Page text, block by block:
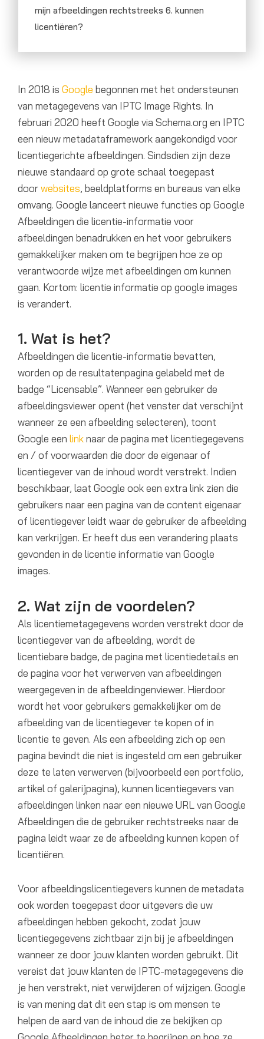
mijn afbeeldingen rechtstreeks 6. kunnen
licentiëren?
In 2018 is Google begonnen met het ondersteunen
van metagegevens van IPTC Image Rights. In
februari 2020 heeft Google via Schema.org en IPTC
een nieuw metadataframework aangekondigd voor
licentiegerichte afbeeldingen. Sindsdien zijn deze
nieuwe standaard op grote schaal toegepast
doorwebsites, beeldplatforms en bureaus van elke
omvang. Google lanceert nieuwe functies op Google
Afbeeldingen die licentie-informatie voor
afbeeldingen benadrukken en het voor gebruikers
gemakkelijker maken om te begrijpen hoe ze op
verantwoorde wijze met afbeeldingen om kunnen
gaan. Kortom: licentie informatie op google images
is verandert.
1. Wat is het?
Afbeeldingen die licentie-informatie bevatten,
worden op de resultatenpagina gelabeld met de
badge “Licensable”. Wanneer een gebruiker de
afbeeldingsviewer opent (het venster dat verschijnt
wanneer ze een afbeelding selecteren), toont
Google een linknaar de pagina met licentiegegevens
en / of voorwaarden die door de eigenaar of
licentiegever van de inhoud wordt verstrekt. Indien
beschikbaar, laat Google ook een extra link zien die
gebruikers naar een pagina van de content eigenaar
of licentiegever leidt waar de gebruiker de afbeelding
kan verkrijgen. Er heeft dus een verandering plaats
gevonden in de licentie informatie van Google
images.
2. Wat zijn de voordelen?
Als licentiemetagegevens worden verstrekt door de
licentiegever van de afbeelding, wordt de
licentiebare badge, de pagina met licentiedetails en
de pagina voor het verwerven van afbeeldingen
weergegeven in de afbeeldingenviewer. Hierdoor
wordt het voor gebruikers gemakkelijker om de
afbeelding van de licentiegever te kopen of in
licentie te geven. Als een afbeelding zich op een
pagina bevindt die niet is ingesteld om een ​​gebruiker
deze te laten verwerven (bijvoorbeeld een portfolio,
artikel of galerijpagina), kunnen licentiegevers van
afbeeldingen linken naar een nieuwe URL van Google
Afbeeldingen die de gebruiker rechtstreeks naar de
pagina leidt waar ze de afbeelding kunnen kopen of
licentiëren.
Voor afbeeldingslicentiegevers kunnen de metadata
ook worden toegepast door uitgevers die uw
afbeeldingen hebben gekocht, zodat jouw
licentiegegevens zichtbaar zijn bij je afbeeldingen
wanneer ze door jouw klanten worden gebruikt. Dit
vereist dat jouw klanten de IPTC-metagegevens die
je hen verstrekt, niet verwijderen of wijzigen. Google
is van mening dat dit een stap is om mensen te
helpen de aard van de inhoud die ze bekijken op